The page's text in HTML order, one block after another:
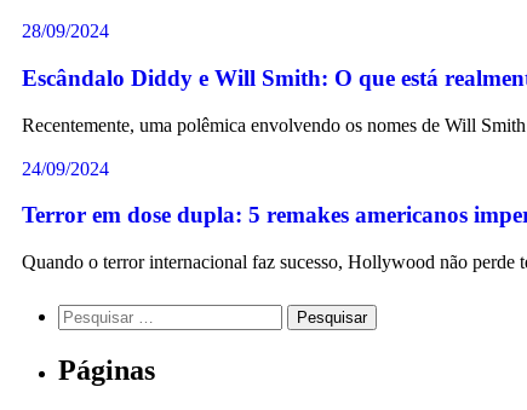
28/09/2024
Escândalo Diddy e Will Smith: O que está
Recentemente, uma polêmica envolvendo os nomes de Will
24/09/2024
Terror em dose dupla: 5 remakes americanos
Quando o terror internacional faz sucesso, Hollywood não perde
Páginas